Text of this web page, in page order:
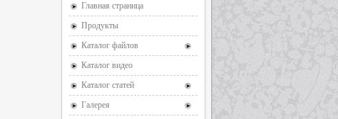
Главная страница
Продукты
Каталог файлов
Каталог видео
Каталог статей
Галерея